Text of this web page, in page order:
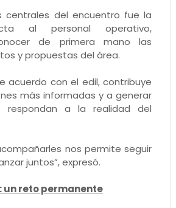
centrales del encuentro fue la
al personal operativo,
de primera mano las
y propuestas del área.
acuerdo con el edil, contribuye
más informadas y a generar
respondan a la realidad del
nos permite seguir
juntos”, expresó.
un reto permanente